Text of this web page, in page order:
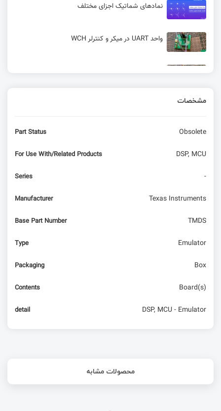
نمادهای شماتیک اجزای مختلف
واحد UART در میکر و کنترلر WCH
راه اندازی AHRS با ماژول 9 محوره ICM20948 و
مهاجرت از ماژول SIM800L به M66 کوییکتل
مشخصات
Part Status Obsolete
For Use With/Related Products DSP, MCU
Series -
Manufacturer Texas Instruments
Base Part Number TMDS
Type Emulator
Packaging Box
Contents Board(s)
detail DSP, MCU - Emulator
محصولات مشابه